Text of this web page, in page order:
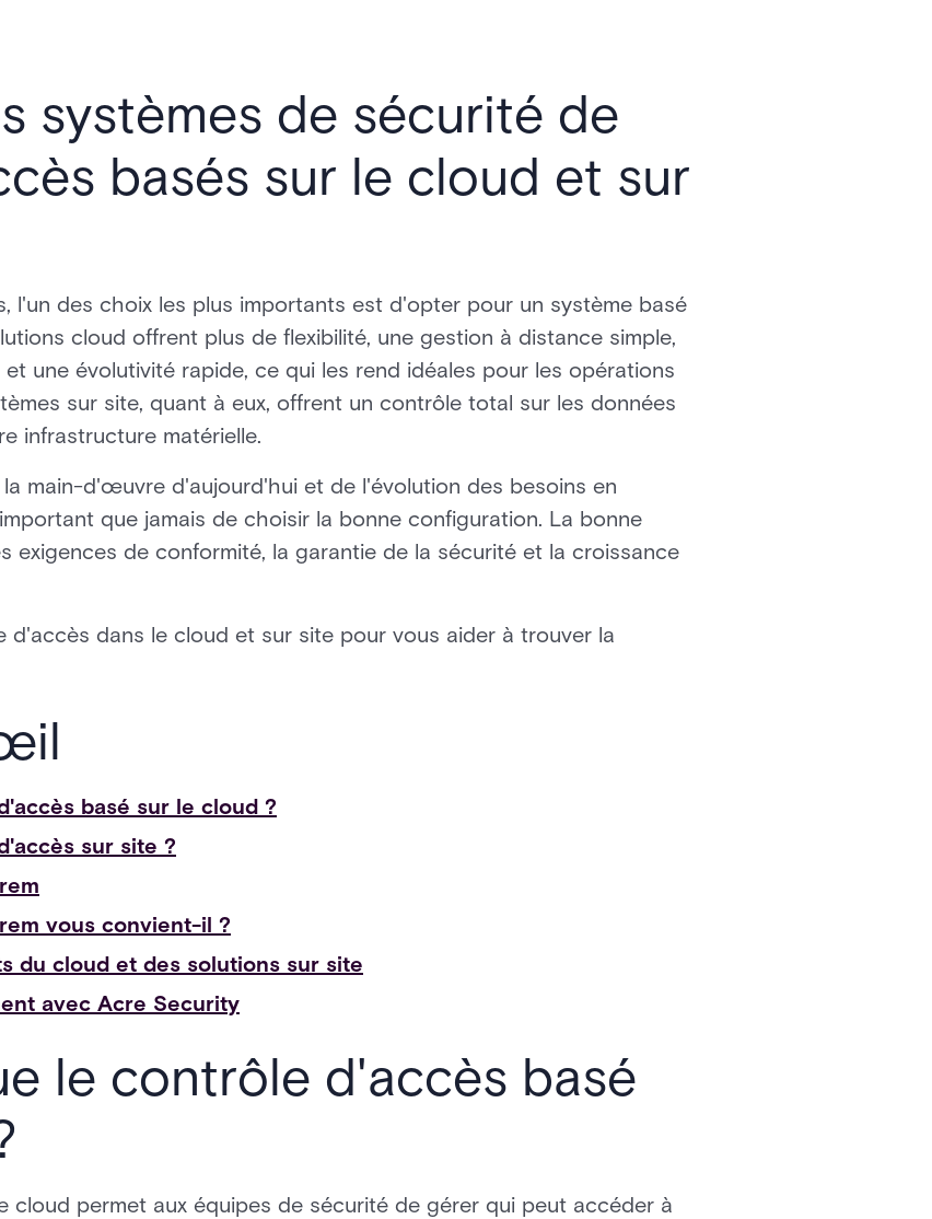
systèmes de sécurité de
basés sur le cloud et sur
l'un des choix les plus importants est d'opter pour un système basé
cloud offrent plus de flexibilité, une gestion à distance simple,
une évolutivité rapide, ce qui les rend idéales pour les opérations
sur site, quant à eux, offrent un contrôle total sur les données
infrastructure matérielle.
main-d'œuvre d'aujourd'hui et de l'évolution des besoins en
que jamais de choisir la bonne configuration. La bonne
exigences de conformité, la garantie de la sécurité et la croissance
d'accès dans le cloud et sur site pour vous aider à trouver la
basé sur le cloud ?
sur site ?
vous convient-il ?
du cloud et des solutions sur site
avec Acre Security
le contrôle d'accès basé
cloud permet aux équipes de sécurité de gérer qui peut accéder à